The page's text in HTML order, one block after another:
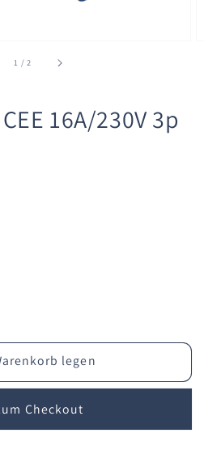
1 /von
2
16A/230V 3p
legen
Checkout